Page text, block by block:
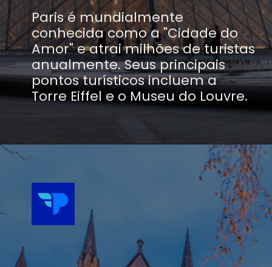
Paris é mundialmente
conhecida como a "Cidade do
Amor" e atrai milhões de turistas
anualmente. Seus principais
pontos turísticos incluem a
Torre Eiffel e o Museu do Louvre.